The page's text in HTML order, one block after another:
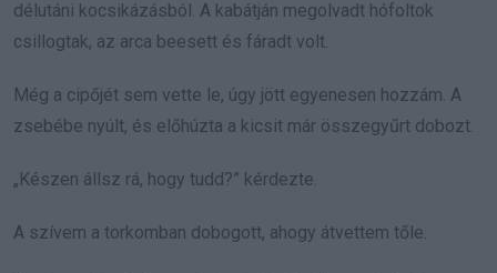
délutáni kocsikázásból. A kabátján megolvadt hófoltok
csillogtak, az arca beesett és fáradt volt.
Még a cipőjét sem vette le, úgy jött egyenesen hozzám. A
zsebébe nyúlt, és előhúzta a kicsit már összegyűrt dobozt.
„Készen állsz rá, hogy tudd?” kérdezte.
A szívem a torkomban dobogott, ahogy átvettem tőle.